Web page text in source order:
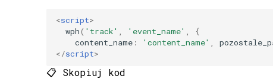
<script>
wph( 'track' , 'event_name' ,
{
content_name : 'content_name' ,
</script>
📋 Skopiuj kod